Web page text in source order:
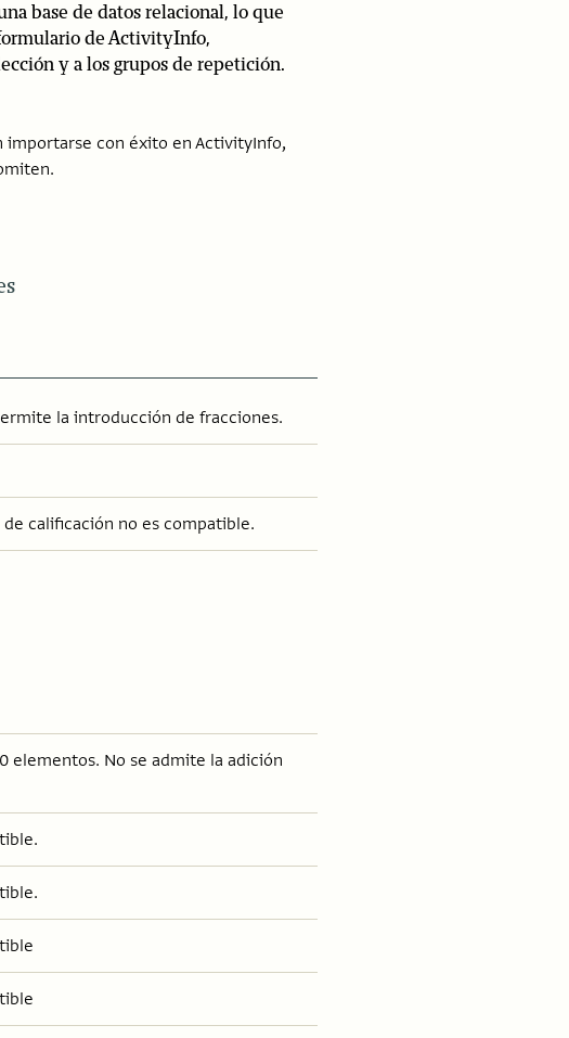
base de datos relacional, lo que
de ActivityInfo,
y a los grupos de repetición.
con éxito en ActivityInfo,
la introducción de fracciones.
de calificación no es compatible.
elementos. No se admite la adición